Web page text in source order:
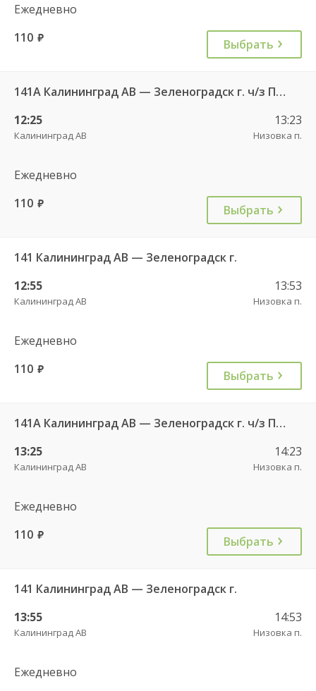
Ежедневно
110 руб. Выбрать
141А Калининград АВ — Зеленоградск г. ч/з Петрово п.
12:25
Калининград АВ
13:23
Низовка п.
Ежедневно
110 руб. Выбрать
141 Калининград АВ — Зеленоградск г.
12:55
Калининград АВ
13:53
Низовка п.
Ежедневно
110 руб. Выбрать
141А Калининград АВ — Зеленоградск г. ч/з Петрово п.
13:25
Калининград АВ
14:23
Низовка п.
Ежедневно
110 руб. Выбрать
141 Калининград АВ — Зеленоградск г.
13:55
Калининград АВ
14:53
Низовка п.
Ежедневно